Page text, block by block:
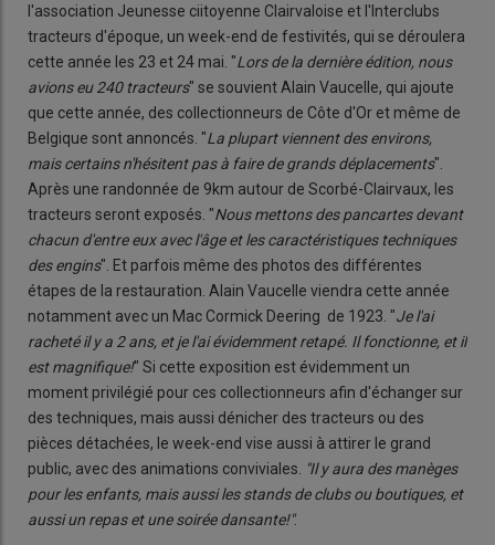
l'association Jeunesse ciitoyenne Clairvaloise et l'Interclubs
tracteurs d'époque, un week-end de festivités, qui se déroulera
cette année les 23 et 24 mai. "Lors de la dernière édition, nous
avions eu 240 tracteurs" se souvient Alain Vaucelle, qui ajoute
que cette année, des collectionneurs de Côte d'Or et même de
Belgique sont annoncés. "La plupart viennent des environs,
mais certains n'hésitent pas à faire de grands déplacements".
Après une randonnée de 9km autour de Scorbé-Clairvaux, les
tracteurs seront exposés. "Nous mettons des pancartes devant
chacun d'entre eux avec l'âge et les caractéristiques techniques
des engins". Et parfois même des photos des différentes
étapes de la restauration. Alain Vaucelle viendra cette année
notamment avec un Mac Cormick Deering de 1923. "Je l'ai
racheté il y a 2 ans, et je l'ai évidemment retapé. Il fonctionne, et il
est magnifique!" Si cette exposition est évidemment un
moment privilégié pour ces collectionneurs afin d'échanger sur
des techniques, mais aussi dénicher des tracteurs ou des
pièces détachées, le week-end vise aussi à attirer le grand
public, avec des animations conviviales.
"Il y aura des manèges
pour les enfants, mais aussi les stands de clubs ou boutiques, et
aussi un repas et une soirée dansante!".